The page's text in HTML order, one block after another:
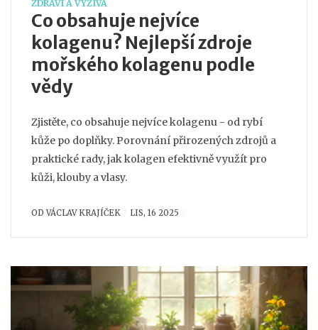
ZDRAVÍ A VÝŽIVA
Co obsahuje nejvíce
kolagenu? Nejlepší zdroje
mořského kolagenu podle
vědy
Zjistěte, co obsahuje nejvíce kolagenu - od rybí
kůže po doplňky. Porovnání přirozených zdrojů a
praktické rady, jak kolagen efektivně využít pro
kůži, klouby a vlasy.
ODVÁCLAV KRAJÍČEK LIS, 16 2025